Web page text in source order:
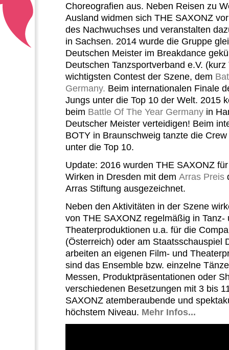
Choreografien aus. Neben Reisen zu
Ausland widmen sich THE SAXONZ
des Nachwuchses und veranstalten
in Sachsen. 2014 wurde die Gruppe
Deutschen Meister im Breakdance
Deutschen Tanzsportverband e.V.
wichtigsten Contest der Szene, dem
Germany. Beim internationalen Finale
Jungs unter die Top 10 der Welt. 2015
beim Battle Of The Year Germanyin
Deutscher Meister verteidigen! Beim
BOTY in Braunschweig tanzte die
unter die Top 10.
Update: 2016 wurden THE SAXONZ
Wirken in Dresden mit dem Arras Preis
Arras Stiftung ausgezeichnet.
Neben den Aktivitäten in der Szene
von THE SAXONZ regelmäßig in Tanz-
Theaterproduktionen u.a. für die
(Österreich) oder am Staatsschauspiel
arbeiten an eigenen Film- und
sind das Ensemble bzw. einzelne
Messen, Produktpräsentationen oder
verschiedenen Besetzungen mit 3 bis
SAXONZ atemberaubende und
höchstem Niveau. Mehr Infos...